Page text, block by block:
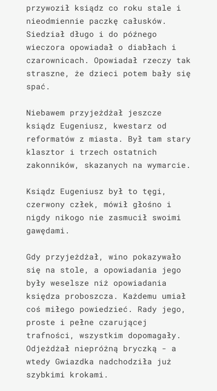
przywoził ksiądz co roku stale i
nieodmiennie paczkę całusków.
Siedział długo i do późnego
wieczora opowiadał o diabłach i
czarownicach. Opowiadał rzeczy tak
straszne, że dzieci potem bały się
spać.
Niebawem przyjeżdżał jeszcze
ksiądz Eugeniusz, kwestarz od
reformatów z miasta. Był tam stary
klasztor i trzech ostatnich
zakonników, skazanych na wymarcie.
Ksiądz Eugeniusz był to tęgi,
czerwony człek, mówił głośno i
nigdy nikogo nie zasmucił swoimi
gawędami.
Gdy przyjeżdżał, wino pokazywało
się na stole, a opowiadania jego
były weselsze niż opowiadania
księdza proboszcza. Każdemu umiał
coś miłego powiedzieć. Rady jego,
proste i pełne czarującej
trafności, wszystkim dopomagały.
Odjeżdżał niepróżną bryczką - a
wtedy Gwiazdka nadchodziła już
szybkimi krokami.